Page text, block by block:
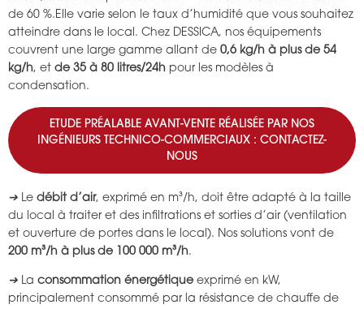
de 60 %.Elle varie selon le taux d’humidité que vous souhaitez
atteindre dans le local. Chez DESSICA, nos équipements
couvrent une large gamme allant de 0,6 kg/h à plus de 54
kg/h, et de 35 à 80 litres/24h pour les modèles à
condensation.
ETUDE PRÉALABLE AVANT-VENTE RÉALISÉE PAR NOS
INGÉNIEURS TECHNICO-COMMERCIAUX : CONTACTEZ-
NOUS
➔ Le débit d’air, exprimé en m³/h, doit être adapté à la taille
du local à traiter et des infiltrations et sorties d’air (ventilation
et ouverture de portes dans le local). Nos solutions vont de
200 m³/h à plus de 100 000 m³/h.
➔ La consommation énergétique exprimé en kW,
principalement consommé par la résistance de chauffe de